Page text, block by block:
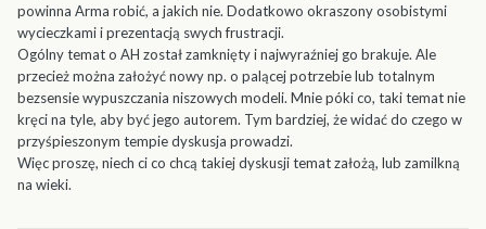
powinna Arma robić, a jakich nie. Dodatkowo okraszony osobistymi
wycieczkami i prezentacją swych frustracji.
Ogólny temat o AH został zamknięty i najwyraźniej go brakuje. Ale
przecież można założyć nowy np. o palącej potrzebie lub totalnym
bezsensie wypuszczania niszowych modeli. Mnie póki co, taki temat nie
kręci na tyle, aby być jego autorem. Tym bardziej, że widać do czego w
przyśpieszonym tempie dyskusja prowadzi.
Więc proszę, niech ci co chcą takiej dyskusji temat założą, lub zamilkną
na wieki.